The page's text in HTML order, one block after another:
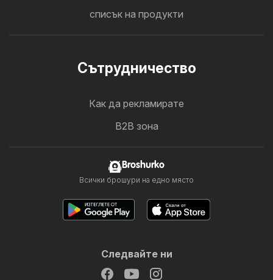
списък на продукти
Cътрудничество
Как да рекламирате
B2B зона
Broshurko
Всички брошури на едно място
Следвайте ни